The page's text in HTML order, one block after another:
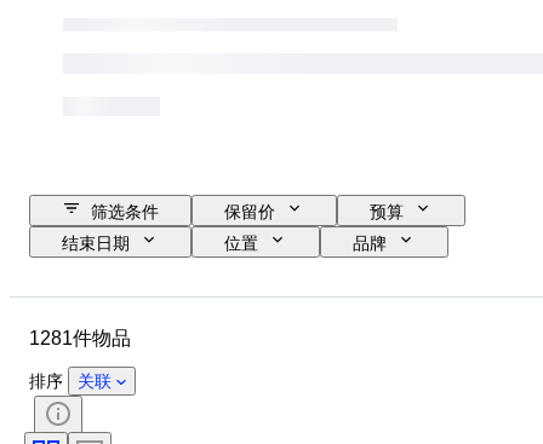
筛选条件 保留价
预算
结束日期
位置
品牌
课题
签名
语言
出售者
1281件物品
排序 关联